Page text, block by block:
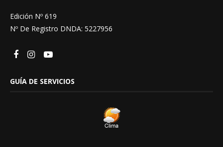
Edición Nº 619
Nº De Registro DNDA: 5227956
GUÍA DE SERVICIOS